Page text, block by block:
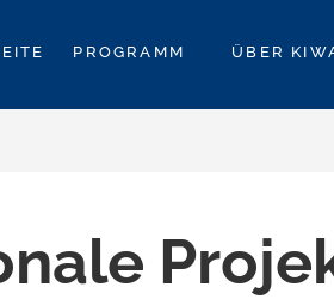
PROGRAMM ÜBER